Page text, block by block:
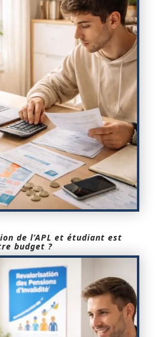
de l’APL et étudiant est
budget ?